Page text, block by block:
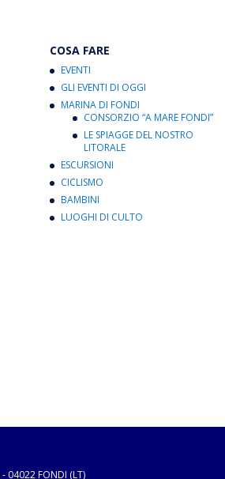
COSA FARE
EVENTI
GLI EVENTI DI OGGI
MARINA DI FONDI
CONSORZIO “A MARE FONDI”
LE SPIAGGE DEL NOSTRO
LITORALE
ESCURSIONI
CICLISMO
BAMBINI
LUOGHI DI CULTO
- 04022 FONDI (LT)